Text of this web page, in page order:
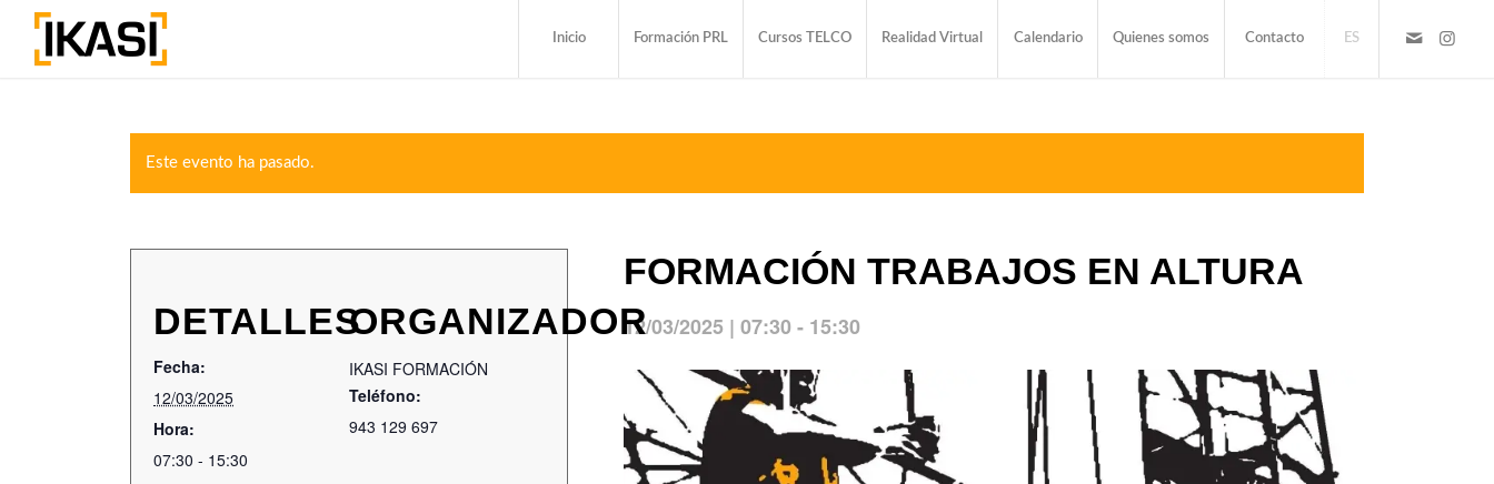
Inicio Formación PRL Cursos TELCO Realidad Virtual Calendario Quienes somos Contacto ES
Este evento ha pasado.
FORMACIÓN TRABAJOS EN ALTURA
12/03/2025 | 07:30- 15:30
DETALLES
Fecha:
12/03/2025
Hora:
07:30 - 15:30
ORGANIZADOR
IKASI FORMACIÓN
Teléfono:
943 129 697